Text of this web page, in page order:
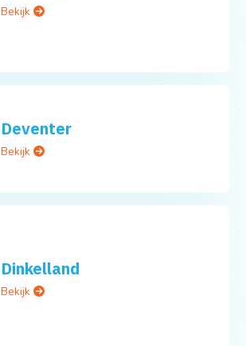
Bekijk
Deventer
Bekijk
Dinkelland
Bekijk